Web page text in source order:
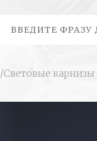
/Световые карнизы